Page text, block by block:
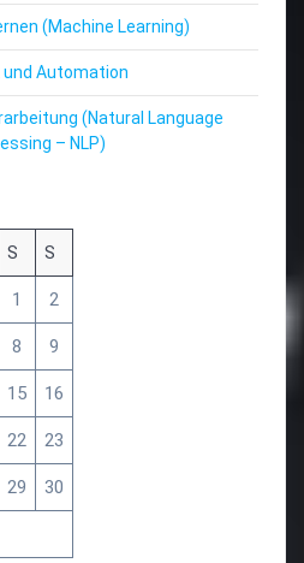
(Machine Learning)
und Automation
(Natural Language
– NLP)
S S
1 2
8 9
15 16
22 23
29 30